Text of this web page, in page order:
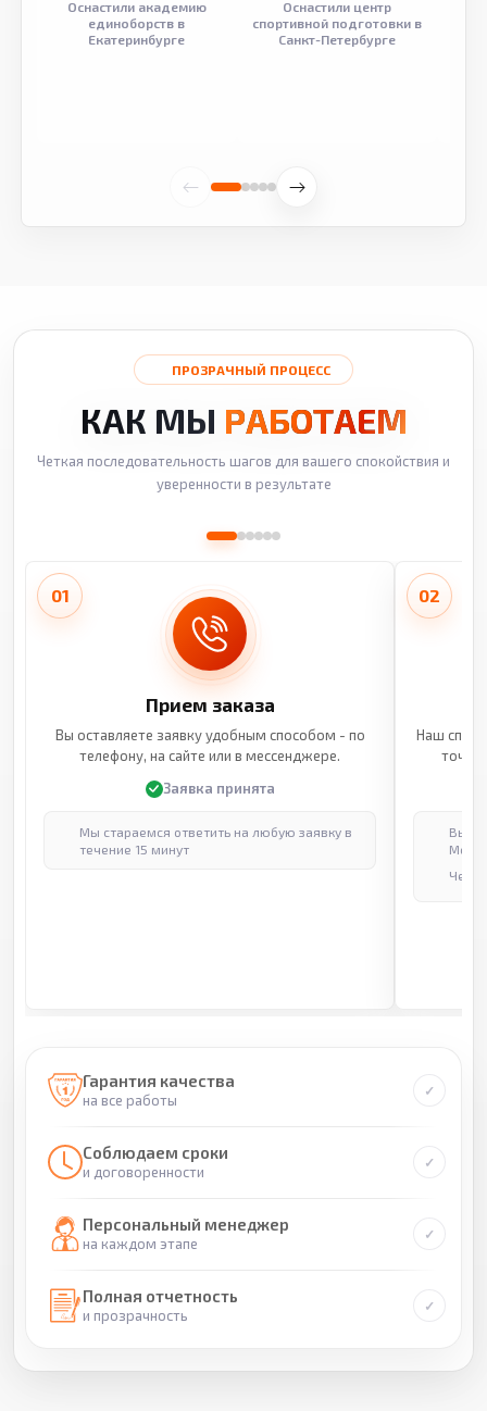
Оснастили академию
единоборств в
Екатеринбурге
Оснастили центр
спортивной подготовки в
Санкт-Петербурге
ПРОЗРАЧНЫЙ ПРОЦЕСС
КАК МЫ РАБОТАЕМ
Четкая последовательность шагов для вашего спокойствия и
уверенности в результате
01
Прием заказа
Вы оставляете заявку удобным способом - по
телефону, на сайте или в мессенджере.
Заявка принята
Мы стараемся ответить на любую заявку в
течение 15 минут
02
Наш
Гарантия качества
на все работы
Соблюдаем сроки
и договоренности
Персональный менеджер
на каждом этапе
Полная отчетность
и прозрачность